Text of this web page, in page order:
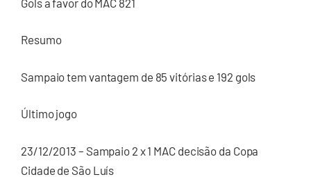
Resumo
Sampaio tem vantagem de 85 vitórias e 192 gols
Último jogo
23/12/2013 – Sampaio 2 x 1 MAC decisão da Copa
Cidade de São Luís